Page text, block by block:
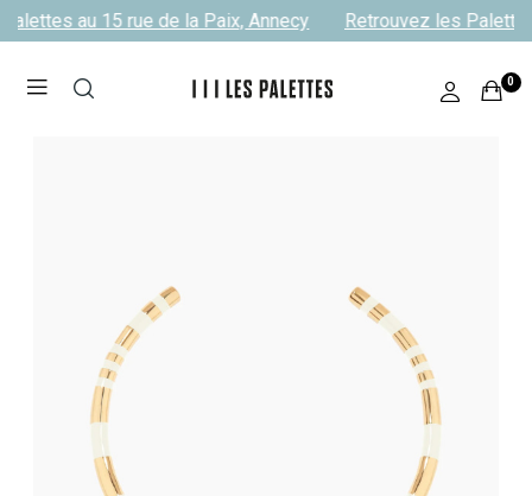
au 15 rue de la Paix, Annecy Retrouvez les
0